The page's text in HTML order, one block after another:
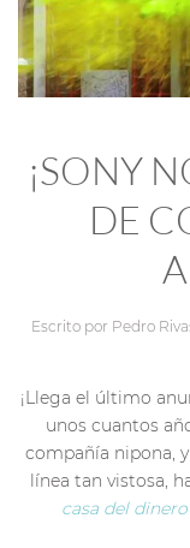
¡SONY
DE
Escrito por Pedro
¡Llega el último
unos cuantos
compañía nipona,
línea tan vistosa,
casa del dinero